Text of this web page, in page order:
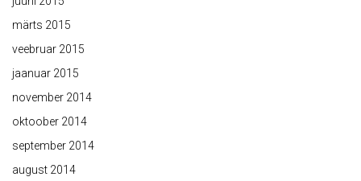
märts 2015
veebruar 2015
jaanuar 2015
november 2014
oktoober 2014
september 2014
august 2014